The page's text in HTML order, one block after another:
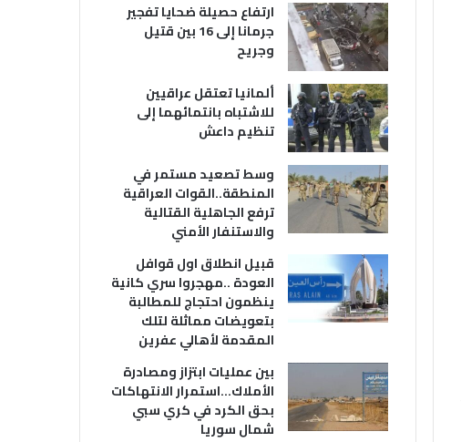
ارتفاع حصيلة ضحايا تفجير
جرمانا إلى 16 بين قتيل
وجريح
ألمانيا تعتقل عراقيين
للاشتباه بانتمائهما إلى
تنظيم داعش
وسط تصعيد مستمر في
المنطقة..القوات العراقية
ترفع الجاهلية القتالية
والاستنفار الأمني
قبيل انطلاق اول قوافل
العودة ..مهجروا سري كانية
ينظمون احتجاج للمطالبة
بتعويضات مماثلة لتلك
المقدمة لأهالي عفرين
بين عمليات ابتزاز ومصادرة
الأملاك…استمرار الانتهاكات
بحق الكرد في كري سبي
شمال سوريا